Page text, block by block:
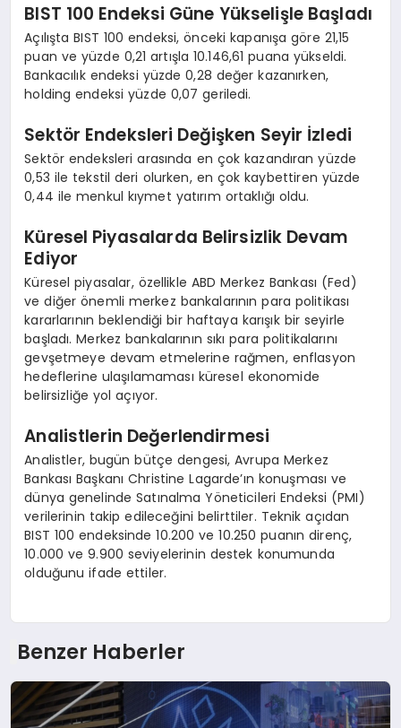
SAĞLIK
SPOR
YAŞAM
BIST 100 Endeksi Güne Yükselişle Başladı
Açılışta BIST 100 endeksi, önceki kapanışa göre 21,15
puan ve yüzde 0,21 artışla 10.146,61 puana yükseldi.
Bankacılık endeksi yüzde 0,28 değer kazanırken,
holding endeksi yüzde 0,07 geriledi.
Sektör Endeksleri Değişken Seyir İzledi
Sektör endeksleri arasında en çok kazandıran yüzde
0,53 ile tekstil deri olurken, en çok kaybettiren yüzde
0,44 ile menkul kıymet yatırım ortaklığı oldu.
Küresel Piyasalarda Belirsizlik Devam
Ediyor
Küresel piyasalar, özellikle ABD Merkez Bankası (Fed)
ve diğer önemli merkez bankalarının para politikası
kararlarının beklendiği bir haftaya karışık bir seyirle
başladı. Merkez bankalarının sıkı para politikalarını
gevşetmeye devam etmelerine rağmen, enflasyon
hedeflerine ulaşılamaması küresel ekonomide
belirsizliğe yol açıyor.
Analistlerin Değerlendirmesi
Analistler, bugün bütçe dengesi, Avrupa Merkez
Bankası Başkanı Christine Lagarde’ın konuşması ve
dünya genelinde Satınalma Yöneticileri Endeksi (PMI)
verilerinin takip edileceğini belirttiler. Teknik açıdan
BIST 100 endeksinde 10.200 ve 10.250 puanın direnç,
10.000 ve 9.900 seviyelerinin destek konumunda
olduğunu ifade ettiler.
Benzer Haberler